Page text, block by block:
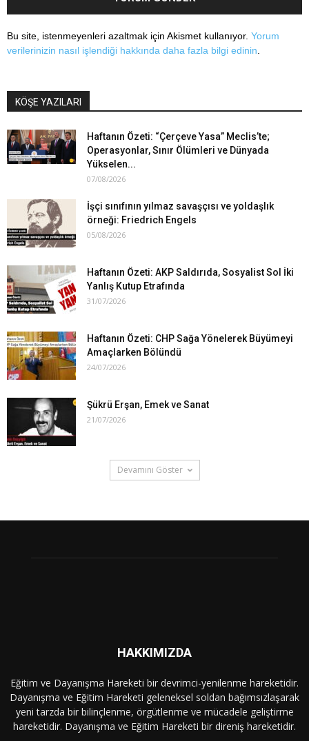
Bu site, istenmeyenleri azaltmak için Akismet kullanıyor. Yorum
verilerinizin nasıl işlendiği hakkında daha fazla bilgi edinin
KÖŞE YAZILARI
Haftanın Özeti: “Çerçeve Yasa” Meclis’te;
Operasyonlar, Sınır Ölümleri ve Dünyada
Yükselen...
07/08/2026
İşçi sınıfının yılmaz savaşçısı ve yoldaşlık
örneği: Friedrich Engels
05/08/2026
Haftanın Özeti: AKP Saldırıda, Sosyalist Sol İki
Yanlış Kutup Etrafında
31/07/2026
Haftanın Özeti: CHP Sağa Yönelerek Büyümeyi
Amaçlarken Bölündü
24/07/2026
Şükrü Erşan, Emek ve Sanat
21/07/2026
Devamını Göster
HAKKIMIZDA
Eğitim ve Dayanışma Hareketi bir devrimci-yenilenme hareketidir.
Dayanışma ve Eğitim Hareketi geleneksel soldan bağımsızlaşarak
yeni tarzda bir bilinçlenme, örgütlenme ve mücadele geliştirme
hareketidir. Dayanışma ve Eğitim Hareketi bir direniş hareketidir.